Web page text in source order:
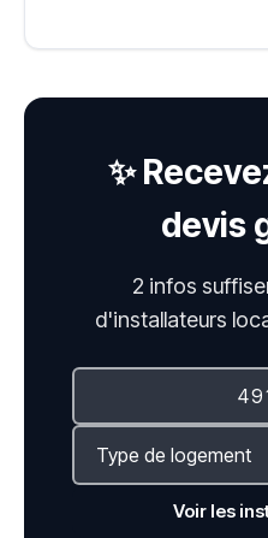
✨
devis
2 infos
d'installateurs
Voir les